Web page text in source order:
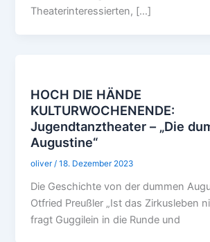
Theaterinteressierten, […]
HOCH DIE HÄNDE
KULTURWOCHENENDE:
Jugendtanztheater – „Die
Augustine“
oliver/18. Dezember 2023
Die Geschichte von der dummen
Otfried Preußler „Ist das Zirkusleben
fragt Guggilein in die Runde und